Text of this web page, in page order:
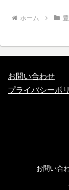
ホーム
お問い合わせ
プライバシーポ
お問い合